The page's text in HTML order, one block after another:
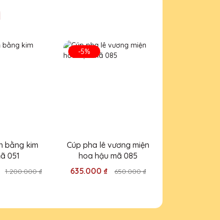
nhận.
bằng kim
051
1.200.000 ₫
-5%
Cúp pha lê vương miện
hoa hậu mã 085
635.000 ₫
650.000 ₫